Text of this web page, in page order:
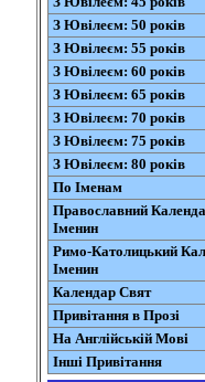
З Ювілеєм: 50 років
З Ювілеєм: 55 років
З Ювілеєм: 60 років
З Ювілеєм: 65 років
З Ювілеєм: 70 років
З Ювілеєм: 75 років
З Ювілеєм: 80 років
По Іменам
Православний
Іменин
Римо-Католицький
Іменин
Календар Свят
Привітання в Прозі
На Англійській Мові
Інші Привітання